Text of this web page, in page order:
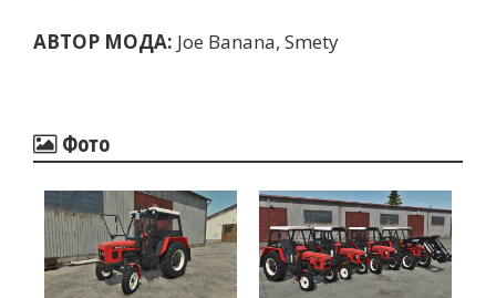
АВТОР МОДА: Joe Banana, Smety
Фото